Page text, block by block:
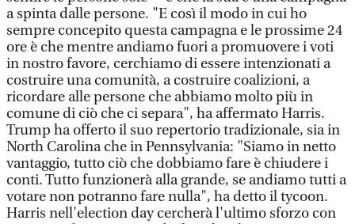
a spinta dalle persone. "E così il modo in cui ho
sempre concepito questa campagna e le prossime 24
ore è che mentre andiamo fuori a promuovere i voti
in nostro favore, cerchiamo di essere intenzionati a
costruire una comunità, a costruire coalizioni, a
ricordare alle persone che abbiamo molto più in
comune di ciò che ci separa", ha affermato Harris.
Trump ha offerto il suo repertorio tradizionale, sia in
North Carolina che in Pennsylvania: "Siamo in netto
vantaggio, tutto ciò che dobbiamo fare è chiudere i
conti. Tutto funzionerà alla grande, se andiamo tutti a
votare non potranno fare nulla", ha detto il tycoon.
Harris nell'election day cercherà l'ultimo sforzo con